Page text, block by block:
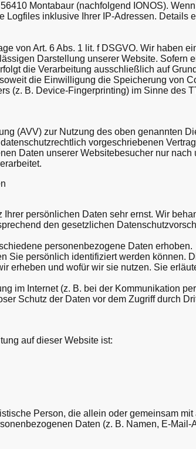
Montabaur (nachfolgend IONOS).
Logfiles inklusive Ihrer IP-Adressen. Details
von Art. 6 Abs. 1 lit. f DSGVO. Wir haben
Darstellung unserer Website. Sofern
die Verarbeitung ausschließlich auf
die Einwilligung die Speicherung von
(z. B. Device-Fingerprinting) im Sinne des
(AVV) zur Nutzung des oben genannten
vorgeschriebenen
Daten unserer Websitebesucher nur nach
persönlichen Daten sehr ernst. Wir
den gesetzlichen
personenbezogene Daten erhoben.
Sie persönlich identifiziert werden können.
erheben und wofür wir sie nutzen. Sie
im Internet (z. B. bei der Kommunikation
Schutz der Daten vor dem Zugriff durch
auf dieser Website ist:
Person, die allein oder gemeinsam mit
Daten (z. B. Namen, E-Mail-